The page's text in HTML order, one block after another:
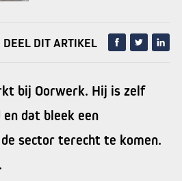
DEEL DIT ARTIKEL
bij Oorwerk. Hij is zelf
dat bleek een
sector terecht te komen.